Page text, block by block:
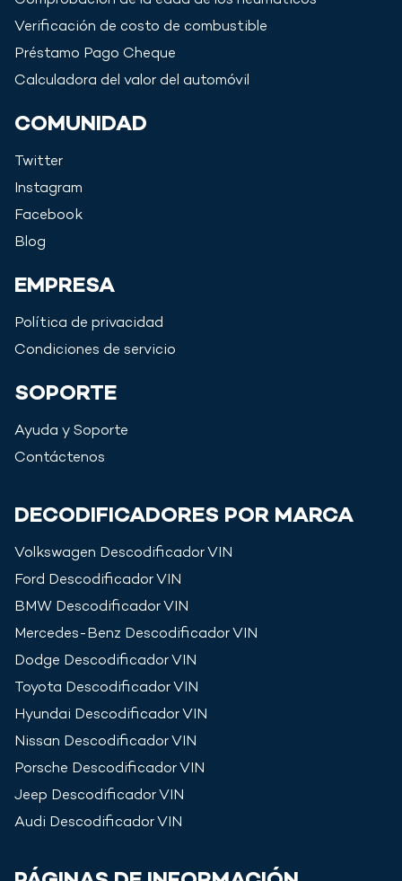
Verificación de costo de combustible
Préstamo Pago Cheque
Calculadora del valor del automóvil
COMUNIDAD
Twitter
Instagram
Facebook
Blog
EMPRESA
Política de privacidad
Condiciones de servicio
SOPORTE
Ayuda y Soporte
Contáctenos
DECODIFICADORES POR MARCA
Volkswagen Descodificador VIN
Ford Descodificador VIN
BMW Descodificador VIN
Mercedes-Benz Descodificador VIN
Dodge Descodificador VIN
Toyota Descodificador VIN
Hyundai Descodificador VIN
Nissan Descodificador VIN
Porsche Descodificador VIN
Jeep Descodificador VIN
Audi Descodificador VIN